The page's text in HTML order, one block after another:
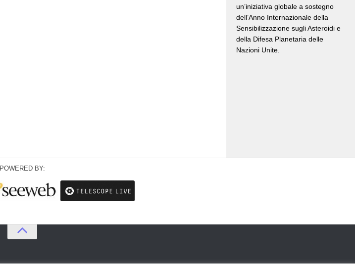
un’iniziativa globale a sostegno
dell’Anno Internazionale della
Sensibilizzazione sugli Asteroidi e
della Difesa Planetaria delle
Nazioni Unite.
POWERED BY: